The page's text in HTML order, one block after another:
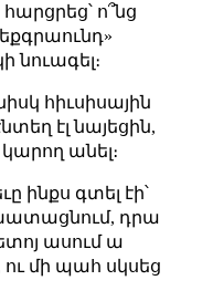
ո՞նց
նուագել։
հիւսիսային
էլ նայեցին,
անել։
ինքս գտել էի՝
դրա
ասում ա
մի պահ սկսեց